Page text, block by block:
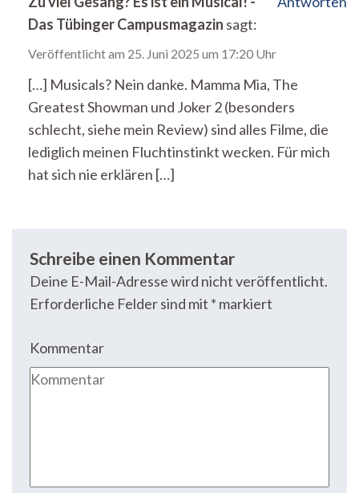
Das Tübinger Campusmagazin sagt:
Veröffentlicht am 25. Juni 2025 um 17:20 Uhr
[…] Musicals? Nein danke. Mamma Mia, The
Greatest Showman und Joker 2 (besonders
schlecht, siehe mein Review) sind alles Filme, die
lediglich meinen Fluchtinstinkt wecken. Für mich
hat sich nie erklären […]
Schreibe einen Kommentar
Deine E-Mail-Adresse wird nicht veröffentlicht.
Erforderliche Felder sind mit * markiert
Kommentar